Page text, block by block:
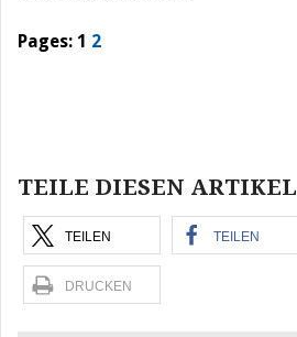
Pages: 1 2
TEILE DIESEN ARTIKEL
TEILEN TEILEN
DRUCKEN